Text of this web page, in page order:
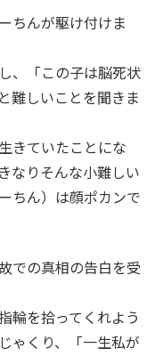
ちんが駆け付けま
、「この子は脳死状
難しいことを聞きま
きていたことにな
なりそんな小難しい
ちん）は顔ポカンで
での真相の告白を受
輪を拾ってくれよう
ゃくり、「一生私が